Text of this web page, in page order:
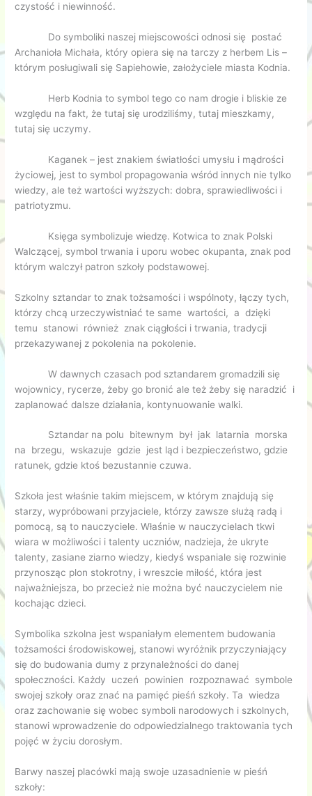
czystość i niewinność.
Do symboliki naszej miejscowości odnosi się postać
Archanioła Michała, który opiera się na tarczy z herbem Lis –
którym posługiwali się Sapiehowie, założyciele miasta Kodnia.
Herb Kodnia to symbol tego co nam drogie i bliskie ze
względu na fakt, że tutaj się urodziliśmy, tutaj mieszkamy,
tutaj się uczymy.
Kaganek – jest znakiem światłości umysłu i mądrości
życiowej, jest to symbol propagowania wśród innych nie tylko
wiedzy, ale też wartości wyższych: dobra, sprawiedliwości i
patriotyzmu.
Księga symbolizuje wiedzę. Kotwica to znak Polski
Walczącej, symbol trwania i uporu wobec okupanta, znak pod
którym walczył patron szkoły podstawowej.
Szkolny sztandar to znak tożsamości i wspólnoty, łączy tych,
którzy chcą urzeczywistniać te same wartości, a dzięki
temu stanowi również znak ciągłości i trwania, tradycji
przekazywanej z pokolenia na pokolenie.
W dawnych czasach pod sztandarem gromadzili się
wojownicy, rycerze, żeby go bronić ale też żeby się naradzić i
zaplanować dalsze działania, kontynuowanie walki.
Sztandar na polu bitewnym był jak latarnia morska
na brzegu, wskazuje gdzie jest ląd i bezpieczeństwo, gdzie
ratunek, gdzie ktoś bezustannie czuwa.
Szkoła jest właśnie takim miejscem, w którym znajdują się
starzy, wypróbowani przyjaciele, którzy zawsze służą radą i
pomocą, są to nauczyciele. Właśnie w nauczycielach tkwi
wiara w możliwości i talenty uczniów, nadzieja, że ukryte
talenty, zasiane ziarno wiedzy, kiedyś wspaniale się rozwinie
przynosząc plon stokrotny, i wreszcie miłość, która jest
najważniejsza, bo przecież nie można być nauczycielem nie
kochając dzieci.
Symbolika szkolna jest wspaniałym elementem budowania
tożsamości środowiskowej, stanowi wyróżnik przyczyniający
się do budowania dumy z przynależności do danej
społeczności. Każdy uczeń powinien rozpoznawać symbole
swojej szkoły oraz znać na pamięć pieśń szkoły. Ta wiedza
oraz zachowanie się wobec symboli narodowych i szkolnych,
stanowi wprowadzenie do odpowiedzialnego traktowania tych
pojęć w życiu dorosłym.
Barwy naszej placówki mają swoje uzasadnienie w pieśń
szkoły: